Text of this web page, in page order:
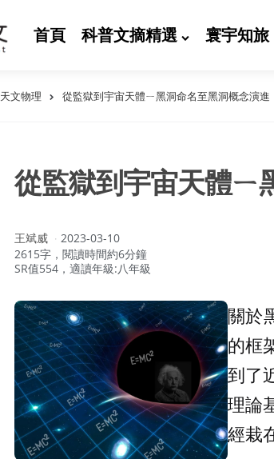
首頁 科普文摘精選 寰宇知旅
天文物理 從監獄到宇宙天體ㄧ黑洞命名至黑洞概念演進
從監獄到宇宙天體ㄧ
作
者：
王斌威
2023-03-10
2615字，閱讀時間約6分鐘
SR值554，適讀年級:八年級
關於
的框
到了
理論
經栽